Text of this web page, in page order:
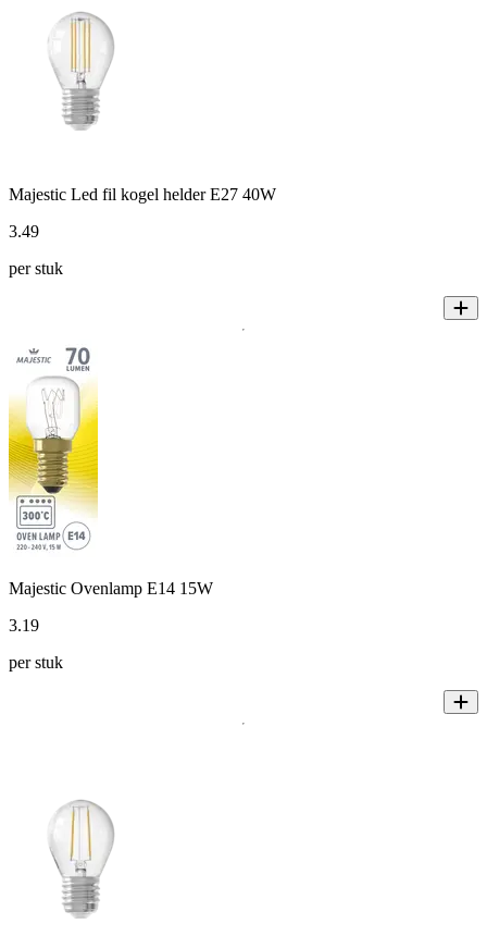
Majestic Led fil kogel helder E27 40W
3.49
per stuk
Majestic Ovenlamp E14 15W
3.19
per stuk